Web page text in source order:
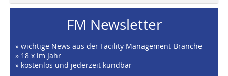
FM Newsletter
» wichtige News aus der Facility Management-Branche
» 18 x im Jahr
» kostenlos und jederzeit kündbar